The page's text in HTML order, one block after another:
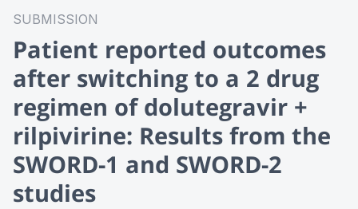
SUBMISSION
Patient reported outcomes
after switching to a 2 drug
regimen of dolutegravir +
rilpivirine: Results from the
SWORD-1 and SWORD-2
studies